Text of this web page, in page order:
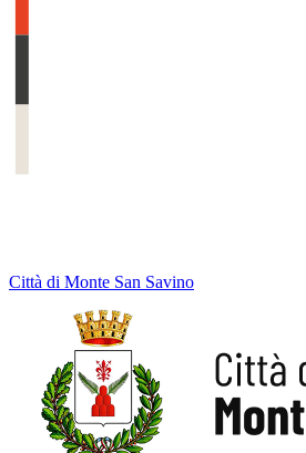
Città di Monte San Savino